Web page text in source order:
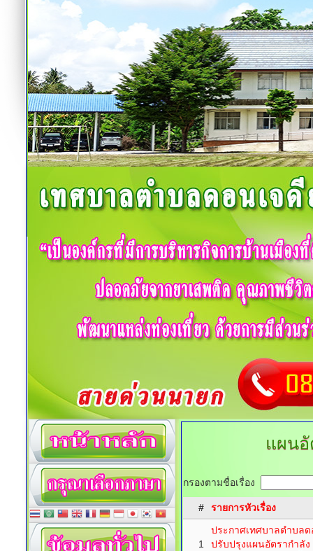
แผนอั
กรองตามชื่อเรื่อง
# รายการหัวเรื่อง
1
ประกาศเทศบาลตำบลด
ปรับปรุงแผนอัตรากำลั